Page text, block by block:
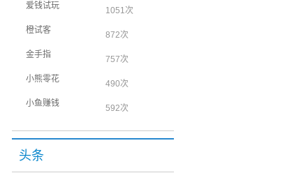
爱钱试玩
1051次
橙试客
872次
金手指
757次
小熊零花
490次
小鱼赚钱
592次
头条